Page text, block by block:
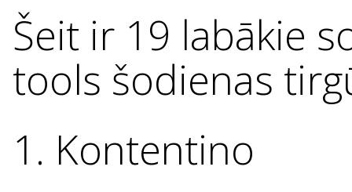
Šeit ir 19 labākie
tools šodienas
1. Kontentino